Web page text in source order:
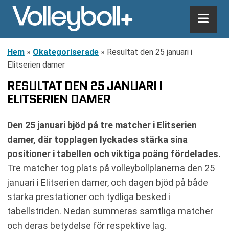
Hem » Okategoriserade » Resultat den 25 januari i
Elitserien damer
RESULTAT DEN 25 JANUARI I
ELITSERIEN DAMER
Den 25 januari bjöd på tre matcher i Elitserien
damer, där topplagen lyckades stärka sina
positioner i tabellen och viktiga poäng fördelades.
Tre matcher tog plats på volleybollplanerna den 25
januari i Elitserien damer, och dagen bjöd på både
starka prestationer och tydliga besked i
tabellstriden. Nedan summeras samtliga matcher
och deras betydelse för respektive lag.